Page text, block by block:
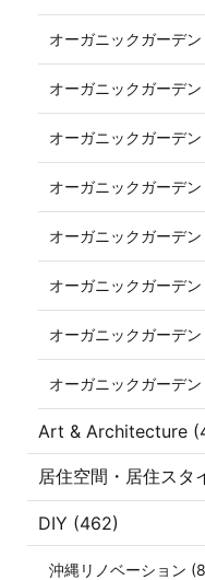
オーガニックガーデ
オーガニックガーデ
オーガニックガーデ
オーガニックガーデ
オーガニックガーデ
オーガニックガーデ
オーガニックガーデ
オーガニックガーデ
Art & Architecture
居住空間・居住スタ
DIY (462)
沖縄リノベーション